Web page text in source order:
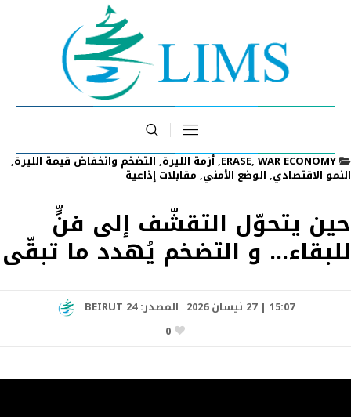
ERASE,WAR ECONOMY
,أزمة الليرة,التضخم وانخفاض قيمة الليرة,
النمو الاقتصادي, الوضع الأمني, مقابلات إذاعية
حين يتحوّل التقشّف إلى فنٍّ
للبقاء… و التضخم يُهدد ما تبقّى
15:07 | 27 نيسان 2026 المصدر:BEIRUT 24
0